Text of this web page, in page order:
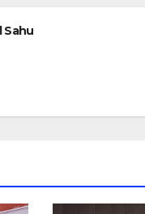
Sahu